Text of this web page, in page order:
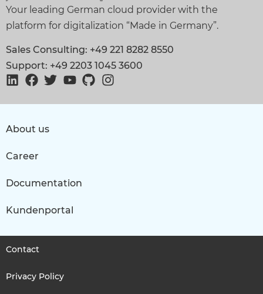
Your leading German cloud provider with the
platform for digitalization “Made in Germany”.
Sales Consulting: +49 221 8282 8550
Support: +49 2203 1045 3600
About us
Career
Documentation
Kundenportal
Contact
Privacy Policy